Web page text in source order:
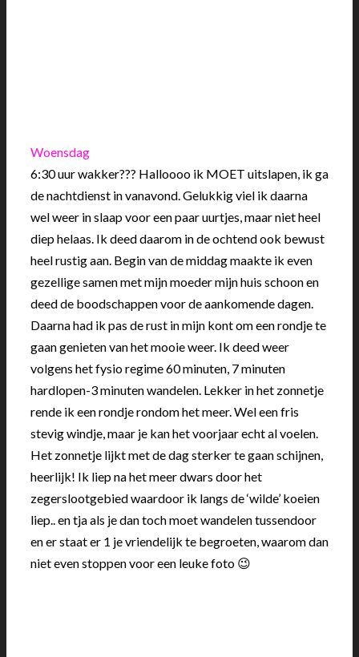
Woensdag
6:30 uur wakker??? Halloooo ik MOET uitslapen, ik ga
de nachtdienst in vanavond. Gelukkig viel ik daarna
wel weer in slaap voor een paar uurtjes, maar niet heel
diep helaas. Ik deed daarom in de ochtend ook bewust
heel rustig aan. Begin van de middag maakte ik even
gezellige samen met mijn moeder mijn huis schoon en
deed de boodschappen voor de aankomende dagen.
Daarna had ik pas de rust in mijn kont om een rondje te
gaan genieten van het mooie weer. Ik deed weer
volgens het fysio regime 60 minuten, 7 minuten
hardlopen-3 minuten wandelen. Lekker in het zonnetje
rende ik een rondje rondom het meer. Wel een fris
stevig windje, maar je kan het voorjaar echt al voelen.
Het zonnetje lijkt met de dag sterker te gaan schijnen,
heerlijk! Ik liep na het meer dwars door het
zegerslootgebied waardoor ik langs de ‘wilde’ koeien
liep.. en tja als je dan toch moet wandelen tussendoor
en er staat er 1 je vriendelijk te begroeten, waarom dan
niet even stoppen voor een leuke foto 😉